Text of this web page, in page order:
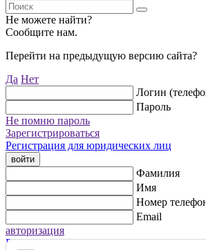
Не можете найти?
Сообщите нам.
Перейти на предыдущую версию сайта?
Да Нет
Логин
Пароль
Не помню пароль
Зарегистрироваться
Регистрация для юридических лиц
войти
Фамилия
Имя
Номер
Email
авторизация
Регистрация для юридических лиц